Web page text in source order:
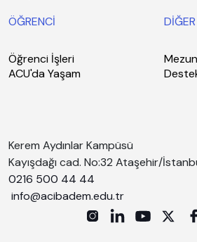
ÖĞRENCİ
Öğrenci İşleri
ACU'da Yaşam
DİĞER
Mezun
Kerem Aydınlar Kampüsü
Kayışdağı cad. No:32 Ataşehir/
0216 500 44 44
info@acibadem.edu.tr